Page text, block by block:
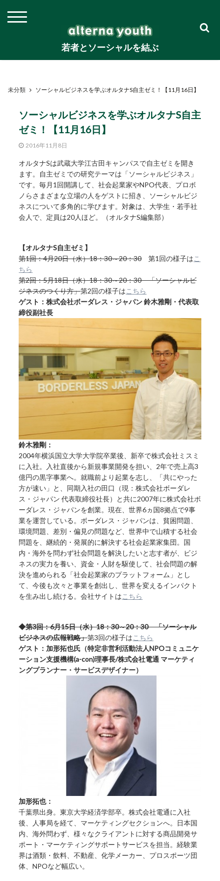
若者とソーシャルを結ぶ
未分類 ソーシャルビジネスを学ぶオルタナS自主ゼミ！【11月16日】
ソーシャルビジネスを学ぶオルタナS自主
ゼミ！【11月16日】
2016年11月8日
オルタナSは武蔵大学江古田キャンパスで自主ゼミを開き
ます。自主ゼミでの研究テーマは「ソーシャルビジネス」
です。毎月1回開講して、社会起業家やNPO代表、プロボ
ノらさまざまな立場の人をゲストに招き、ソーシャルビジ
ネスについて多角的に学びます。対象は、大学生・若手社
会人で、定員は20人ほど。（オルタナS編集部）
【オルタナS自主ゼミ】
第1回：4月20日（水）18：30～20：30第1回の様子はこ
ちら
第2回：5月18日（水）18：30～20：30 「ソーシャルビ
ジネスのつくり方」第2回の様子はこちら
ゲスト：株式会社ボーダレス・ジャパン 鈴木雅剛・代表取
締役副社長
鈴木雅剛：
2004年横浜国立大学大学院卒業後、新卒で株式会社ミスミ
に入社。入社直後から新規事業開発を担い、2年で売上高3
億円の黒字事業へ。就職前より起業を志し、「共にやった
方が速い」と、同期入社の田口（現：株式会社ボーダレ
ス・ジャパン 代表取締役社長）と共に2007年に株式会社ボ
ーダレス・ジャパンを創業。現在、世界6ヵ国8拠点で9事
業を運営している。ボーダレス・ジャパンは、貧困問題、
環境問題、差別・偏見の問題など、世界中で山積する社会
問題を、継続的・発展的に解決する社会起業家集団。国
内・海外を問わず社会問題を解決したいと志す者が、ビジ
ネスの実力を養い、資金・人財を駆使して、社会問題の解
決を進められる「社会起業家のプラットフォーム」とし
て、今後も次々と事業を創出し、世界を変えるインパクト
を生み出し続ける。会社サイトはこちら
◆第3回：6月15日（水）18：30～20：30 「ソーシャル
ビジネスの広報戦略」第3回の様子はこちら
ゲスト：加形拓也氏（特定非営利活動法人NPOコミュニケ
ーション支援機構(a-con)理事長/株式会社電通 マーケティ
ングプランナー・サービスデザイナー）
加形拓也：
千葉県出身。東京大学経済学部卒。株式会社電通に入社
後、人事局を経て、マーケティングセクションへ。日本国
内、海外問わず、様々なクライアントに対する商品開発サ
ポート・マーケティングサポートサービスを担当。経験業
界は酒類・飲料、不動産、化学メーカー、プロスポーツ団
体、NPOなど幅広い。